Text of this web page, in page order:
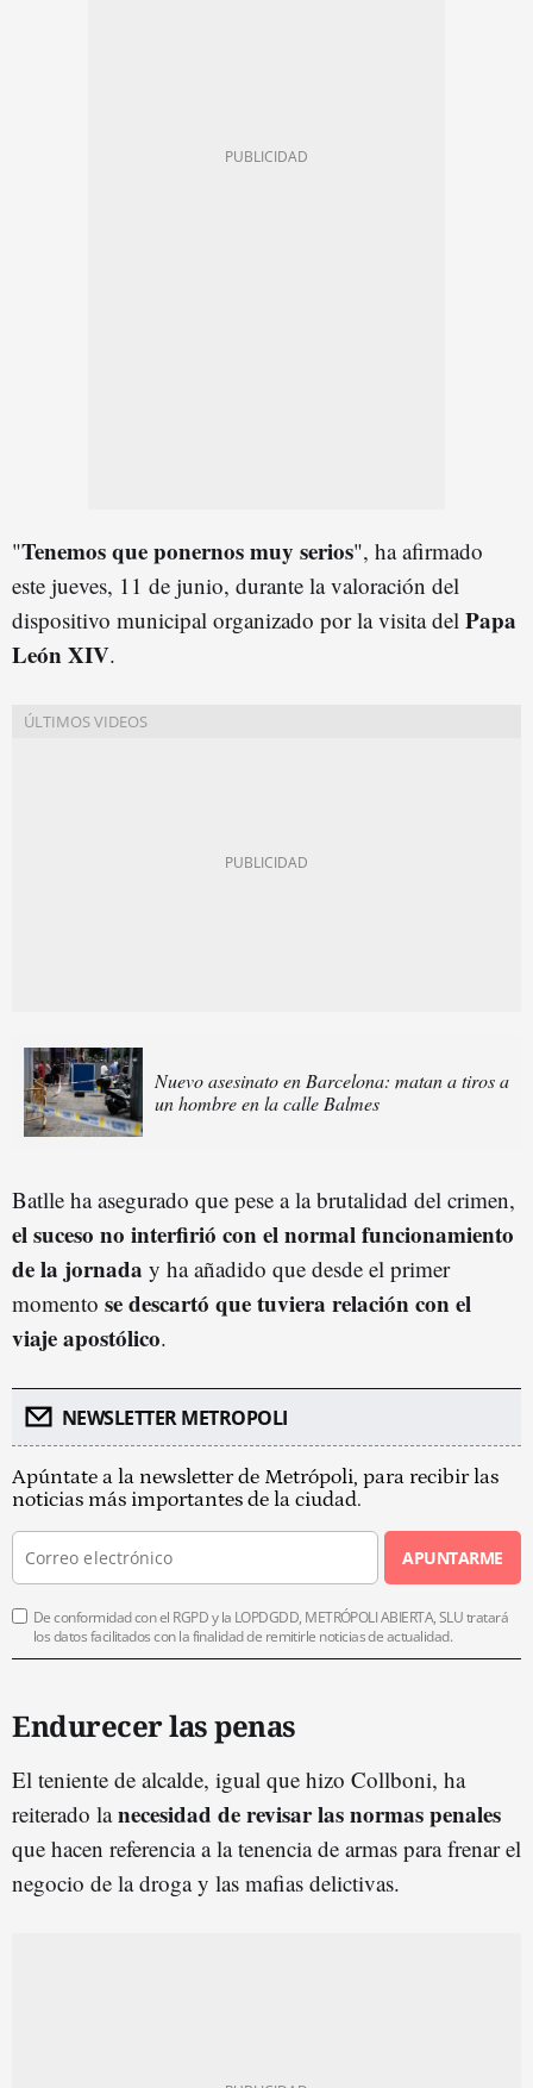
"Tenemos que ponernos muy serios", ha afirmado
este jueves, 11 de junio, durante la valoración del
dispositivo municipal organizado por la visita del Papa
León XIV.
Nuevo asesinato en Barcelona: matan a tiros a
un hombre en la calle Balmes
Batlle ha asegurado que pese a la brutalidad del crimen,
el suceso no interfirió con el normal funcionamiento
de la jornada y ha añadido que desde el primer
momento se descartó que tuviera relación con el
viaje apostólico.
NEWSLETTER METROPOLI
Apúntate a la newsletter de Metrópoli, para recibir las
noticias más importantes de la ciudad.
APUNTARME
De conformidad con el RGPD y la LOPDGDD, METRÓPOLI ABIERTA, SLU tratará
los datos facilitados con la finalidad de remitirle noticias de actualidad.
Endurecer las penas
El teniente de alcalde, igual que hizo Collboni, ha
reiterado lanecesidad de revisar las normas penales
que hacen referencia a la tenencia de armas para frenar el
negocio de la droga y las mafias delictivas.